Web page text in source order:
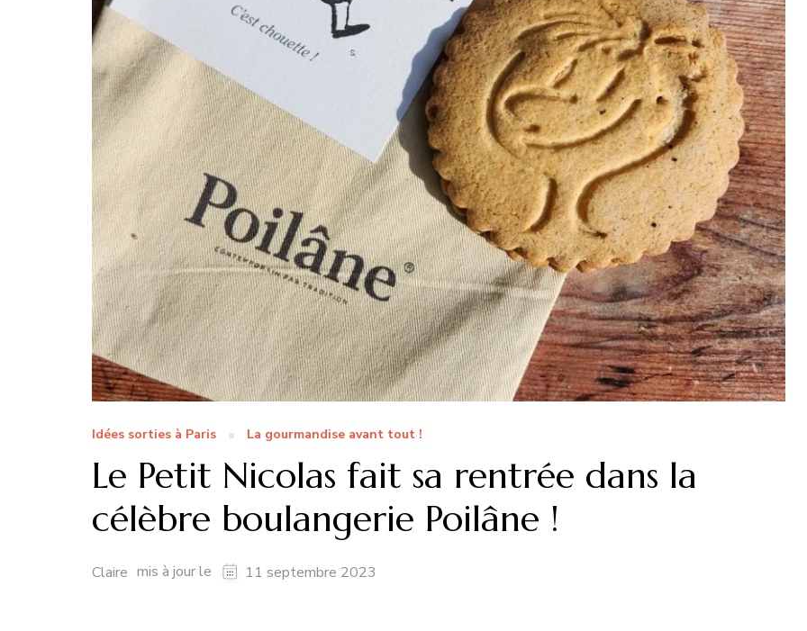
Idées sorties à Paris La gourmandise avant tout !
Le Petit Nicolas fait sa rentrée dans la
célèbre boulangerie Poilâne !
Claire mis à jour le 11 septembre 2023